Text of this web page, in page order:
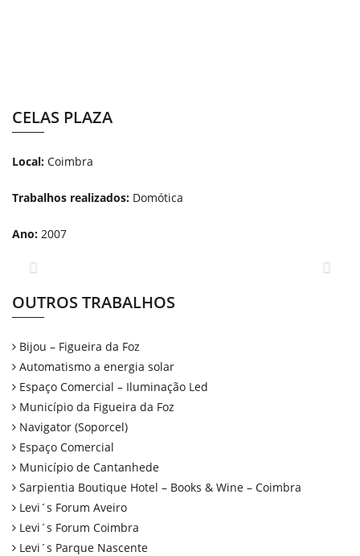
CELAS PLAZA
Local: Coimbra
Trabalhos realizados: Domótica
Ano: 2007
Next
OUTROS TRABALHOS
Bijou – Figueira da Foz
Automatismo a energia solar
Espaço Comercial – Iluminação Led
Município da Figueira da Foz
Navigator (Soporcel)
Espaço Comercial
Município de Cantanhede
Sarpientia Boutique Hotel – Books & Wine – Coimbra
Levi´s Forum Aveiro
Levi´s Forum Coimbra
Levi´s Parque Nascente